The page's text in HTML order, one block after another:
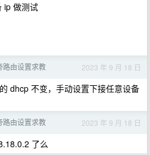
ip 做测试
路由设置求教 2023 年 9 月 18 日
dhcp 不变，手动设置下接任意设备
路由设置求教 2023 年 9 月 18 日
了么